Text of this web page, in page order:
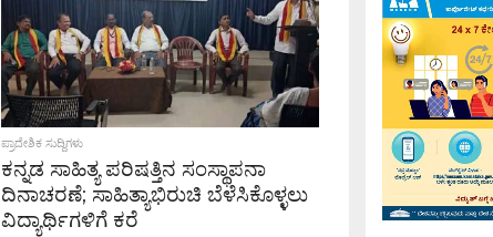
ಪ್ರಾದೇಶಿಕ ಸುದ್ದಿಗಳು
ಕನ್ನಡ ಸಾಹಿತ್ಯ ಪರಿಷತ್ತಿನ ಸಂಸ್ಥಾಪನಾ
ದಿನಾಚರಣೆ; ಸಾಹಿತ್ಯಾಭಿರುಚಿ ಬೆಳೆಸಿಕೊಳ್ಳಲು
ವಿದ್ಯಾರ್ಥಿಗಳಿಗೆ ಕರೆ